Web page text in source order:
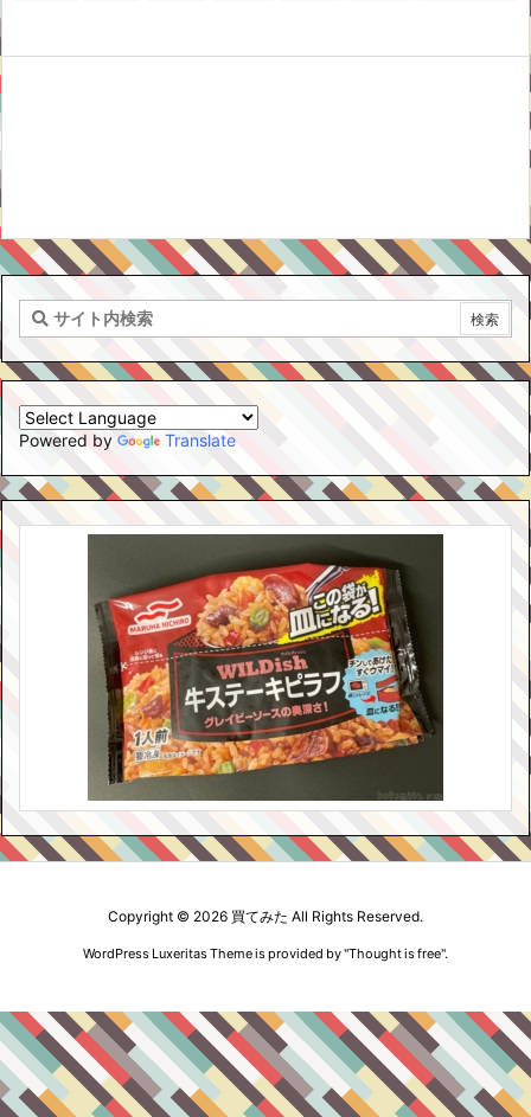
Powered by Translate
Copyright © 2026 買てみた All Rights Reserved.
WordPress Luxeritas Theme is provided by "Thought is free".